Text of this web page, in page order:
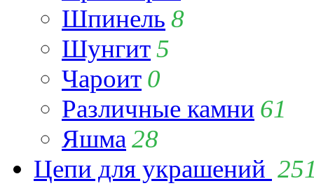
Шпинель 8
Шунгит5
Чароит 0
Различные камни 61
Яшма 28
Цепи для украшений